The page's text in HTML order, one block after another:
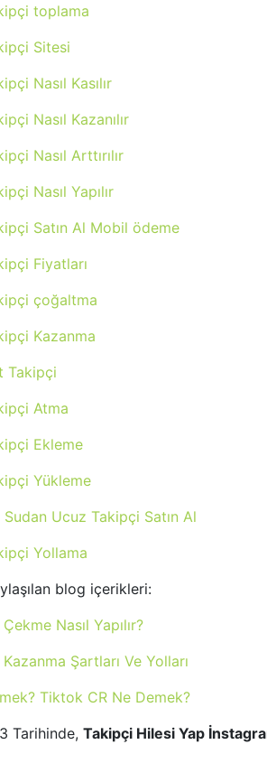
toplama
Sitesi
Nasıl Kasılır
Nasıl Kazanılır
Nasıl Arttırılır
Nasıl Yapılır
Satın Al Mobil ödeme
Fiyatları
çoğaltma
Kazanma
Takipçi
Atma
Ekleme
Yükleme
Ucuz Takipçi Satın Al
Yollama
blog içerikleri:
Nasıl Yapılır?
Şartları Ve Yolları
Tiktok CR Ne Demek?
Tarihinde, Takipçi Hilesi Yap